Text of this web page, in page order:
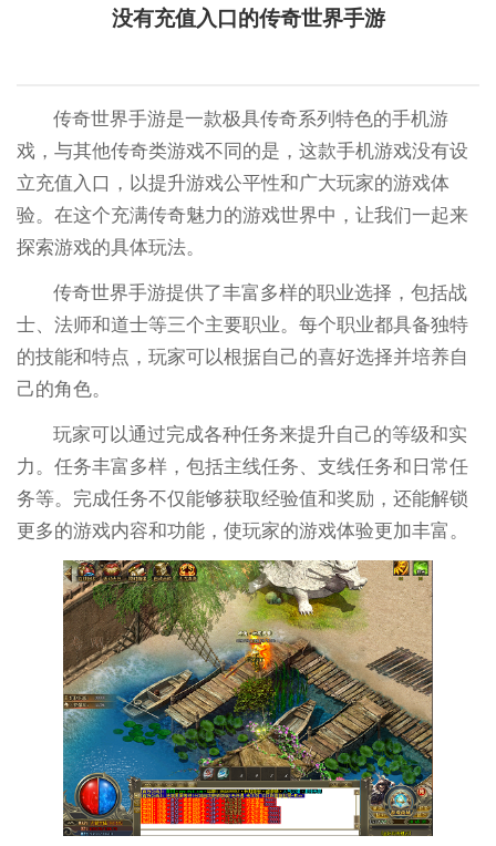
没有充值入口的传奇世界手游
传奇世界手游是一款极具传奇系列特色的手机游
戏，与其他传奇类游戏不同的是，这款手机游戏没有设
立充值入口，以提升游戏公平性和广大玩家的游戏体
验。在这个充满传奇魅力的游戏世界中，让我们一起来
探索游戏的具体玩法。
传奇世界手游提供了丰富多样的职业选择，包括战
士、法师和道士等三个主要职业。每个职业都具备独特
的技能和特点，玩家可以根据自己的喜好选择并培养自
己的角色。
玩家可以通过完成各种任务来提升自己的等级和实
力。任务丰富多样，包括主线任务、支线任务和日常任
务等。完成任务不仅能够获取经验值和奖励，还能解锁
更多的游戏内容和功能，使玩家的游戏体验更加丰富。